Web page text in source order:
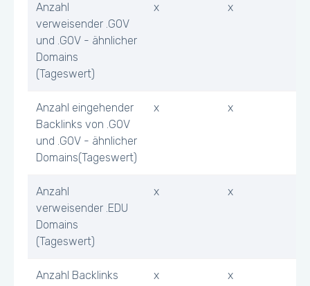
Anzahl
verweisender .GOV
und .GOV - ähnlicher
Domains
(Tageswert)
x x
Anzahl eingehender
Backlinks von .GOV
und .GOV - ähnlicher
Domains(Tageswert)
x x
Anzahl
verweisender .EDU
Domains
(Tageswert)
x x
Anzahl Backlinks
x x